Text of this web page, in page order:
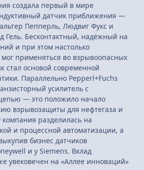
создала первый в мире
датчик приближения —
Пепперль, Людвиг Фукс и
Гель. Бесконтактный, надёжный на
и при этом настолько
применяться во взрывоопасных
стал основой современной
Параллельно Pepperl+Fuchs
усилитель с
— это положило начало
взрывозащиты для нефтегаза и
разделилась на
и процессной автоматизации, а
бизнес датчиков
и у Siemens. Вклад
увековечен на «Аллее инноваций»